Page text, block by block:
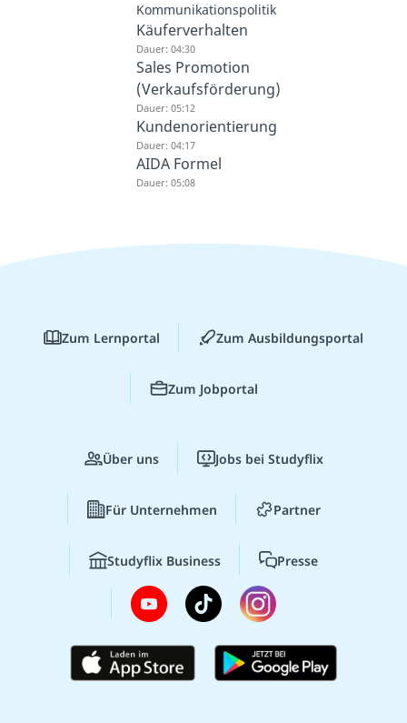
Kommunikationspolitik
Käuferverhalten
Dauer: 04:30
Sales Promotion
(Verkaufsförderung)
Dauer: 05:12
Kundenorientierung
Dauer: 04:17
AIDA Formel
Dauer: 05:08
Zum Lernportal Zum Ausbildungsportal
Zum Jobportal
Über uns Jobs bei Studyflix
Für Unternehmen Partner
Studyflix Business Presse